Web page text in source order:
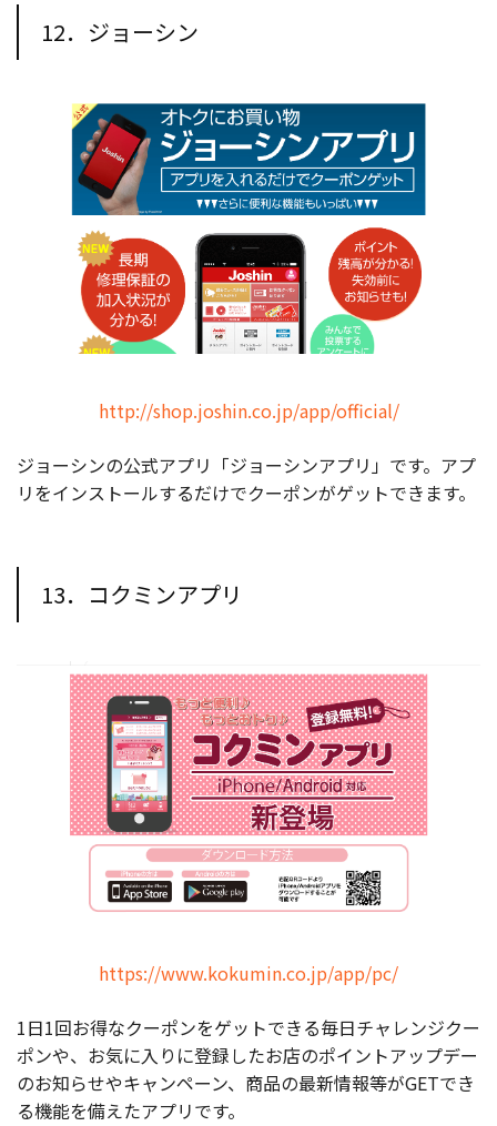
12．ジョーシン
http://shop.joshin.co.jp/app/official/
ジョーシンの公式アプリ「ジョーシンアプリ」です。アプ
リをインストールするだけでクーポンがゲットできます。
13．コクミンアプリ
https://www.kokumin.co.jp/app/pc/
1日1回お得なクーポンをゲットできる毎日チャレンジクー
ポンや、お気に入りに登録したお店のポイントアップデー
のお知らせやキャンペーン、商品の最新情報等がGETでき
る機能を備えたアプリです。